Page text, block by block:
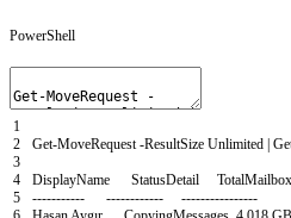
PowerShell
1
2
3
4
5
Get-MoveRequest -ResultSize Unlimited
DisplayName StatusDetail
----------- ------------ ----------------